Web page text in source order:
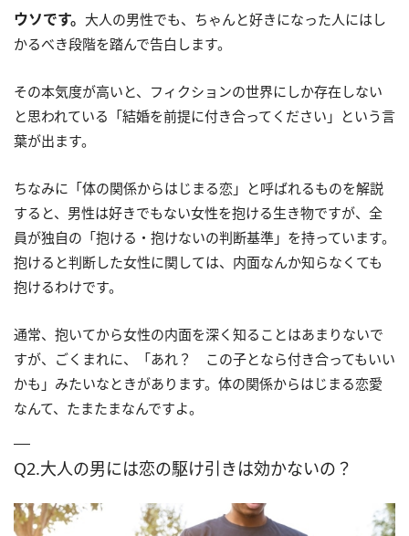
ウソです。 大人の男性でも、ちゃんと好きになった人にはし
かるべき段階を踏んで告白します。
その本気度が高いと、フィクションの世界にしか存在しない
と思われている「結婚を前提に付き合ってください」という言
葉が出ます。
ちなみに「体の関係からはじまる恋」と呼ばれるものを解説
すると、男性は好きでもない女性を抱ける生き物ですが、全
員が独自の「抱ける・抱けないの判断基準」を持っています。
抱けると判断した女性に関しては、内面なんか知らなくても
抱けるわけです。
通常、抱いてから女性の内面を深く知ることはあまりないで
すが、ごくまれに、「あれ？ この子となら付き合ってもいい
かも」みたいなときがあります。体の関係からはじまる恋愛
なんて、たまたまなんですよ。
Q2.大人の男には恋の駆け引きは効かないの？